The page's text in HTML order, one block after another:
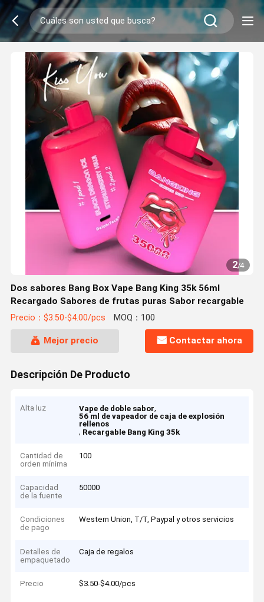
2/4
Dos sabores Bang Box Vape Bang King 35k 56ml
Recargado Sabores de frutas puras Sabor recargable
Precio：$3.50-$4.00/pcs MOQ：100
Mejor precio Contactar ahora
Descripción De Producto
Alta luz Vape de doble sabor,
56 ml de vapeador de caja de explosión
rellenos
, Recargable Bang King 35k
Cantidad de
orden mínima
100
Capacidad
de la fuente
50000
Condiciones
de pago
Western Union, T/T, Paypal y otros servicios
Detalles de
empaquetado
Caja de regalos
Precio $3.50-$4.00/pcs